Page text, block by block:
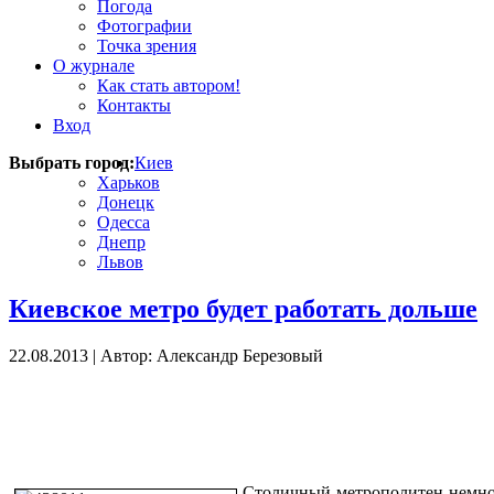
Погода
Фотографии
Точка зрения
О журнале
Как стать автором!
Контакты
Вход
Выбрать город:Киев
Харьков
Донецк
Одесса
Днепр
Львов
Киевское метро будет работать дольше
22.08.2013 | Автор: Александр Березовый